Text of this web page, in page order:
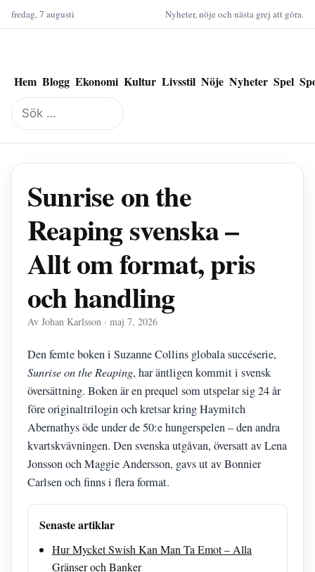
fredag, 7 augusti Nyheter, nöje och nästa grej att göra.
Hem Blogg Ekonomi Kultur Livsstil Nöje Nyheter Spel
Sök
efter:
Sunrise on the
Reaping svenska –
Allt om format, pris
och handling
Av Johan Karlsson · maj 7, 2026
Den femte boken i Suzanne Collins globala succéserie,
Sunrise on the Reaping, har äntligen kommit i svensk
översättning. Boken är en prequel som utspelar sig 24 år
före originaltrilogin och kretsar kring Haymitch
Abernathys öde under de 50:e hungerspelen – den andra
kvartskvävningen. Den svenska utgåvan, översatt av Lena
Jonsson och Maggie Andersson, gavs ut av Bonnier
Carlsen och finns i flera format.
Senaste artiklar
Hur Mycket Swish Kan Man Ta Emot – Alla
Gränser och Banker